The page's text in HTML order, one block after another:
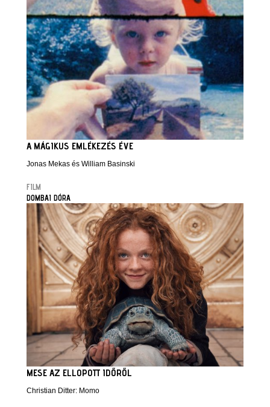
A MÁGIKUS EMLÉKEZÉS ÉVE
Jonas Mekas és William Basinski
FILM
DOMBAI DÓRA
MESE AZ ELLOPOTT IDŐRŐL
Christian Ditter: Momo